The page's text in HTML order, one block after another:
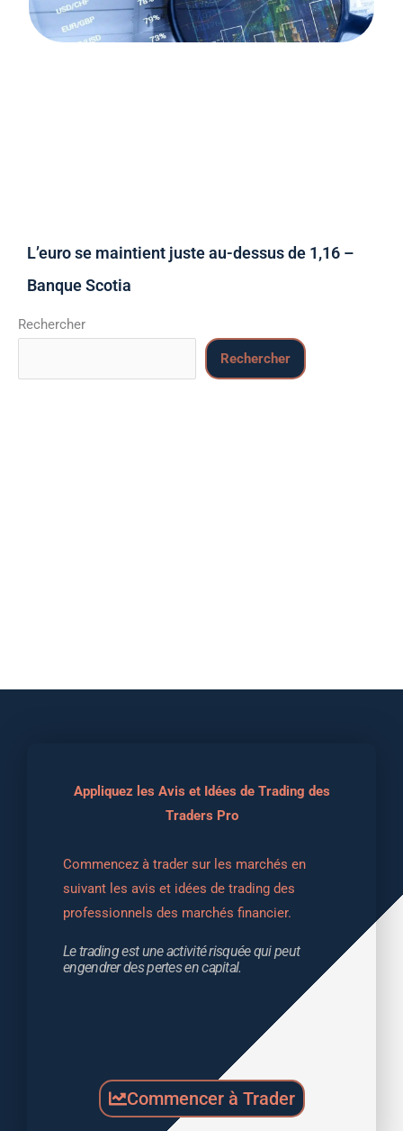
L’euro se maintient juste au-dessus de 1,16 –
Banque Scotia
Rechercher
Rechercher
Appliquez les Avis et Idées de Trading des
Traders Pro
Commencez à trader sur les marchés en
suivant les avis et idées de trading des
professionnels des marchés financier.
Le trading est une activité risquée qui peut
engendrer des pertes en capital.
Commencer à Trader